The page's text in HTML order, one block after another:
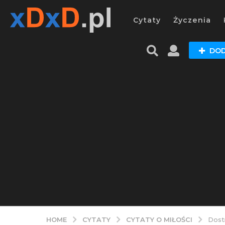
Cytaty Życzenia
HOME CYTATY CYTATY O MIŁOŚCI